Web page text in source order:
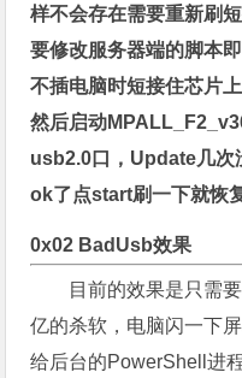
样不会存在需要重新刷
要修改服务器端的脚本
不插电脑时短接住芯片
然后启动
usb2.0口，Update几次
ok了点start刷一下就恢
0x02 BadUsb效果
目前的效果是只需
亿的杀软，电脑闪一下
给后台的PowerShell进